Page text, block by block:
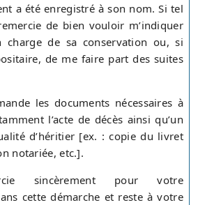
a été enregistré à son nom. Si tel
de bien vouloir m’indiquer
charge de sa conservation ou, si
de me faire part des suites
les documents nécessaires à
l’acte de décès ainsi qu’un
d’héritier [ex. : copie du livret
notariée, etc.].
sincèrement pour votre
cette démarche et reste à votre